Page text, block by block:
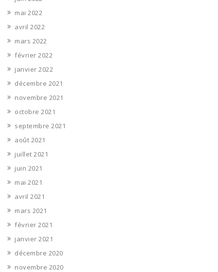
mai 2022
avril 2022
mars 2022
février 2022
janvier 2022
décembre 2021
novembre 2021
octobre 2021
septembre 2021
août 2021
juillet 2021
juin 2021
mai 2021
avril 2021
mars 2021
février 2021
janvier 2021
décembre 2020
novembre 2020